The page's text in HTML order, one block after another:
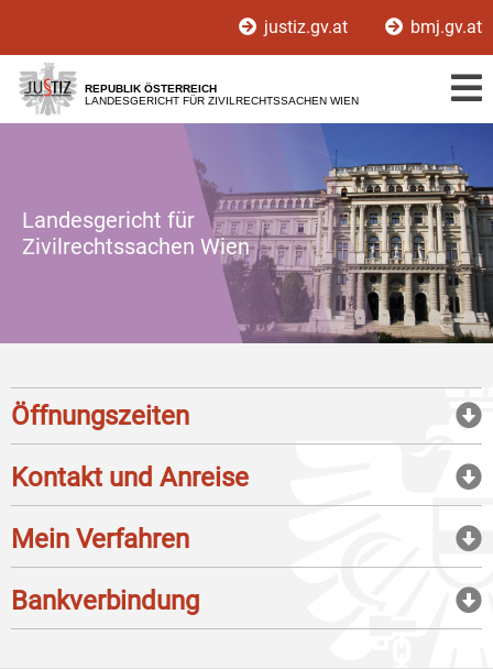
[1]
[2]
justiz.gv.at bmj.gv.at
REPUBLIK ÖSTERREICH
LANDESGERICHT FÜR ZIVILRECHTSSACHEN WIEN
Landesgericht für
Zivilrechtssachen Wien
Öffnungszeiten
Kontakt und Anreise
Mein Verfahren
Bankverbindung